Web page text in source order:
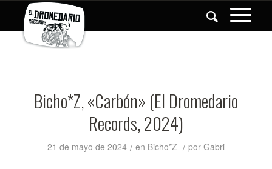
Bicho*Z, «Carbón» (El Dromedario
Records, 2024)
21 de mayo de 2024 / en Bicho*Z / por Gabri